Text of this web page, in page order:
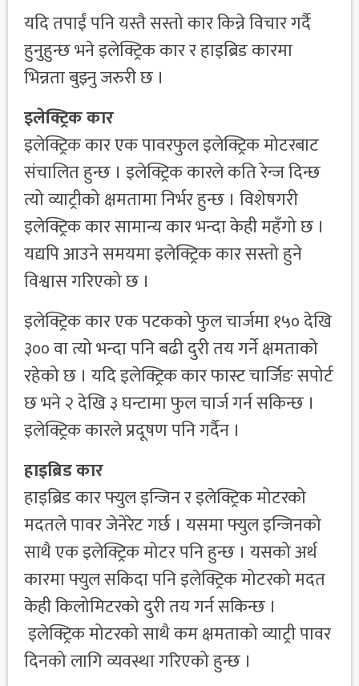
यदि तपाईं पनि यस्तै सस्तो कार किन्ने विचार गर्दै
हुनुहुन्छ भने इलेक्ट्रिक कार र हाइब्रिड कारमा
भिन्नता बुझ्नु जरुरी छ ।
इलेक्ट्रिक कार
इलेक्ट्रिक कार एक पावरफुल इलेक्ट्रिक मोटरबाट
संचालित हुन्छ । इलेक्ट्रिक कारले कति रेन्ज दिन्छ
त्यो व्याट्रीको क्षमतामा निर्भर हुन्छ । विशेषगरी
इलेक्ट्रिक कार सामान्य कार भन्दा केही महँगो छ ।
यद्यपि आउने समयमा इलेक्ट्रिक कार सस्तो हुने
विश्वास गरिएको छ ।
इलेक्ट्रिक कार एक पटकको फुल चार्जमा १५० देखि
३०० वा त्यो भन्दा पनि बढी दुरी तय गर्ने क्षमताको
रहेको छ । यदि इलेक्ट्रिक कार फास्ट चार्जिङ सपोर्ट
छ भने २ देखि ३ घन्टामा फुल चार्ज गर्न सकिन्छ ।
इलेक्ट्रिक कारले प्रदूषण पनि गर्दैन ।
हाइब्रिड कार
हाइब्रिड कार फ्युल इन्जिन र इलेक्ट्रिक मोटरको
मदतले पावर जेनेरेट गर्छ । यसमा फ्युल इन्जिनको
साथै एक इलेक्ट्रिक मोटर पनि हुन्छ । यसको अर्थ
कारमा फ्युल सकिदा पनि इलेक्ट्रिक मोटरको मदत
केही किलोमिटरको दुरी तय गर्न सकिन्छ ।
इलेक्ट्रिक मोटरको साथै कम क्षमताको व्याट्री पावर
दिनको लागि व्यवस्था गरिएको हुन्छ ।